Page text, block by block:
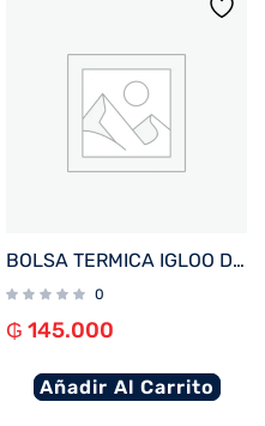
BOLSA TERMICA IGLOO DE ALMUERZO Y MERIENDA PARA NIÑOS AZUL
0
₲ 145.000
Añadir Al Carrito